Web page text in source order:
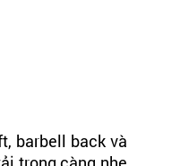
barbell back và